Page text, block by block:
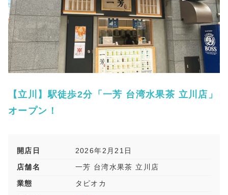
【立川】駅徒歩2分「一芳 台湾水果茶 立川店」
オープン！
開店日
2026年2月21日
店舗名
一芳 台湾水果茶 立川店
業態
タピオカ